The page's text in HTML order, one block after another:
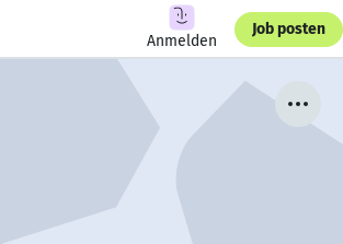
Anmelden
Job posten